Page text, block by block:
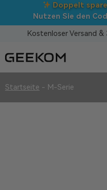
Doppelt
Nutzen Sie den
Kostenloser Versand
Startseite - M-Serie